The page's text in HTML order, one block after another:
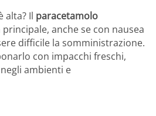
alta? Il paracetamolo
anche se con nausea
difficile la somministrazione.
con impacchi freschi,
ambienti e